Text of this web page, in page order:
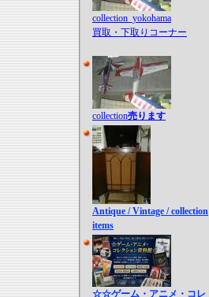
collection_yokohama
買取・下取りコーナー
collection売ります
Antique / Vintage / collection
items
☆☆ゲーム・アニメ・コレ